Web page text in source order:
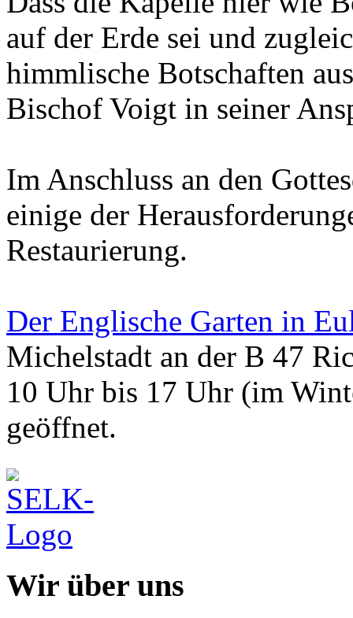
auf der Erde sei und
himmlische Botschaften
Bischof Voigt in seiner
Im Anschluss an den
einige der
Restaurierung.
Der Englische Garten in
Michelstadt an der B 47
10 Uhr bis 17 Uhr (im
geöffnet.
Wir über uns